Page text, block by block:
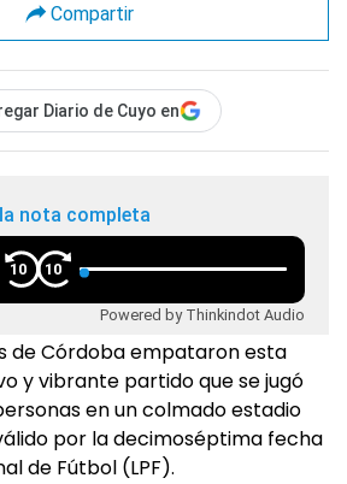
Compartir
Diario de Cuyo en
nota completa
10 10
Powered by Thinkindot Audio
de Córdoba empataron esta
y vibrante partido que se jugó
en un colmado estadio
por la decimoséptima fecha
de Fútbol (LPF).